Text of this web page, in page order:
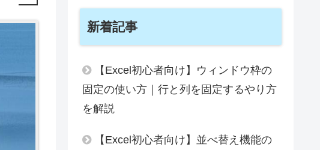
新着記事
【Excel初心者向け】ウィンドウ枠の
固定の使い方｜行と列を固定するやり方
を解説
【Excel初心者向け】並べ替え機能の